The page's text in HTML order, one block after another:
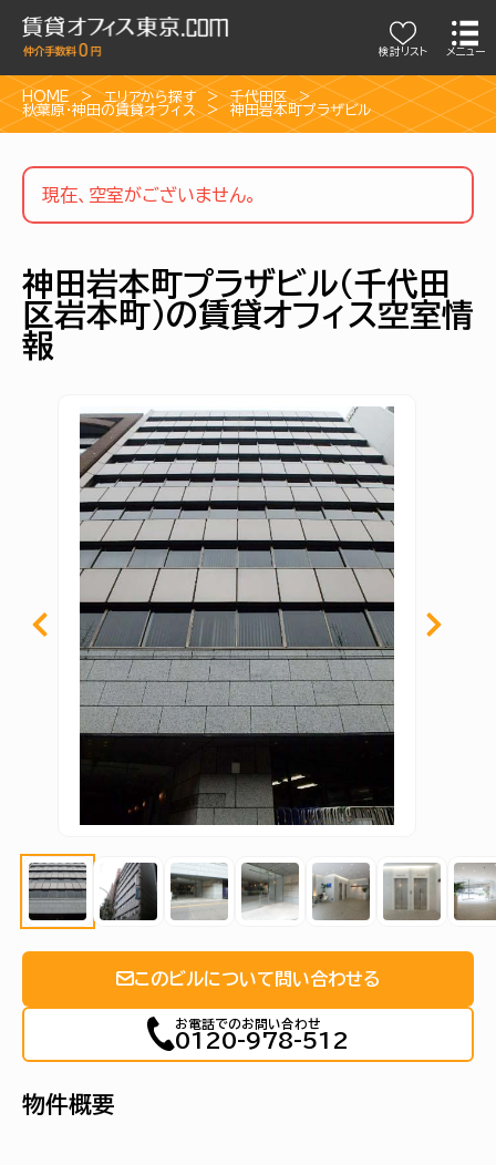
検討リスト メニュー
HOME エリアから探す
千代田区
秋葉原・神田の賃貸オフィス
神田岩本町プラザビル
現在、空室がございません。
神田岩本町プラザビル（千代田
区岩本町）の賃貸オフィス空室情
報
このビルについて問い合わせる
お電話でのお問い合わせ
0120-978-512
物件概要